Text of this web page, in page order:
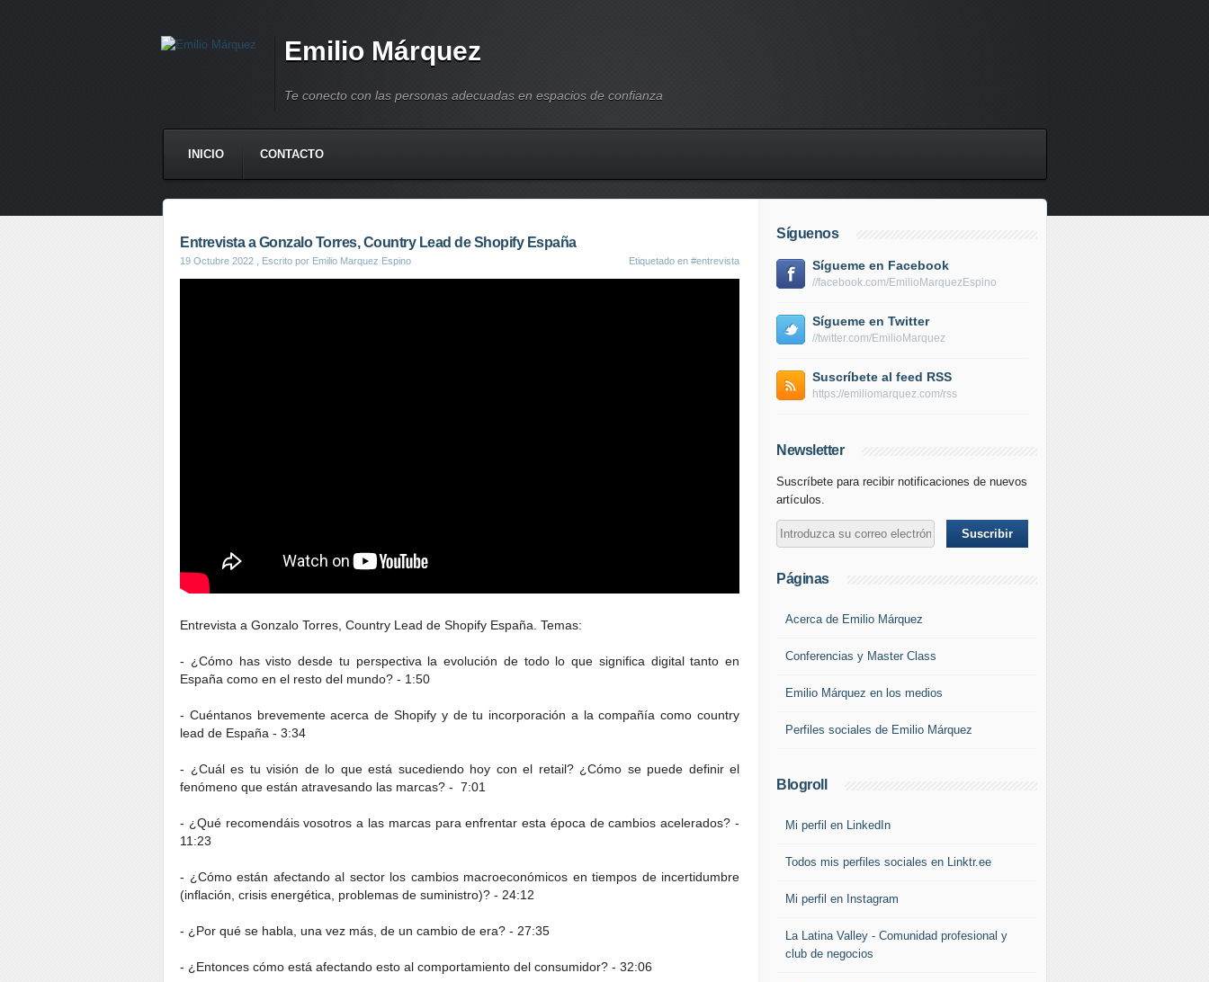
Emilio Márquez
Te conecto con las personas adecuadas en espacios de confianza
INICIO CONTACTO
Entrevista a Gonzalo Torres, Country Lead de Shopify España
19 Octubre 2022 , Escrito por Emilio Marquez Espino Etiquetado en #entrevista
Entrevista a Gonzalo Torres, Country Lead de Shopify España. Temas:
- ¿Cómo has visto desde tu perspectiva la evolución de todo lo que significa digital tanto en
España como en el resto del mundo? - 1:50
- Cuéntanos brevemente acerca de Shopify y de tu incorporación a la compañía como country
lead de España - 3:34
- ¿Cuál es tu visión de lo que está sucediendo hoy con el retail? ¿Cómo se puede definir el
fenómeno que están atravesando las marcas? - 7:01
- ¿Qué recomendáis vosotros a las marcas para enfrentar esta época de cambios acelerados? -
11:23
- ¿Cómo están afectando al sector los cambios macroeconómicos en tiempos de incertidumbre
(inflación, crisis energética, problemas de suministro)? - 24:12
- ¿Por qué se habla, una vez más, de un cambio de era? - 27:35
- ¿Entonces cómo está afectando esto al comportamiento del consumidor? - 32:06
Síguenos
Sígueme en Facebook
//facebook.com/EmilioMarquezEspino
Sígueme en Twitter
//twitter.com/EmilioMarquez
Suscríbete al feed RSS
https://emiliomarquez.com/rss
Newsletter
Suscríbete para recibir notificaciones de nuevos
artículos.
Páginas
Acerca de Emilio Márquez
Conferencias y Master Class
Emilio Márquez en los medios
Perfiles sociales de Emilio Márquez
Blogroll
Mi perfil en LinkedIn
Todos mis perfiles sociales en Linktr.ee
Mi perfil en Instagram
La Latina Valley - Comunidad profesional y
club de negocios